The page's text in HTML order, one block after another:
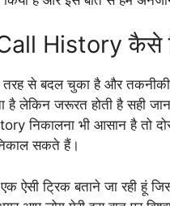
History कैसे
तरह से बदल चुका है और
है लेकिन जरूरत होती है सही
निकालना भी आसान है तो
सकते हैं।
ऐसी ट्रिक बताने जा रही